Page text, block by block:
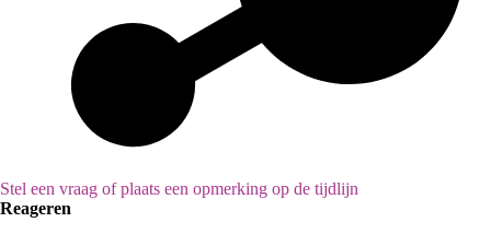
Stel een vraag of plaats een opmerking op de tijdlijn
Reageren